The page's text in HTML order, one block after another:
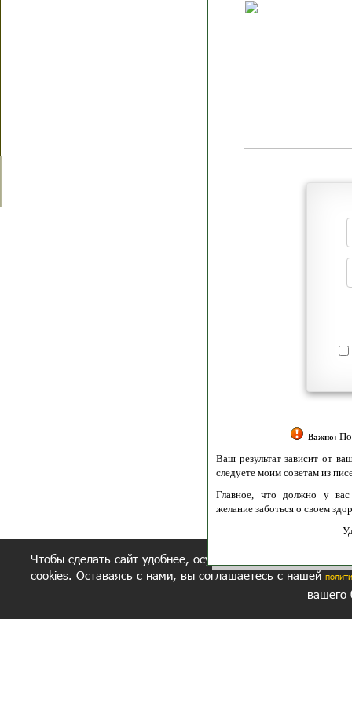
Я
Получение
Ваш результат зависит от вашей
следуете моим советам из писем и книг.
Главное, что должно у вас быть -
желание заботься о своем здоровье.
Удачи!
Чтобы сделать сайт удобнее, осуществляется обработка
cookies. Оставаясь с нами, вы соглашаетесь с нашей
вашего